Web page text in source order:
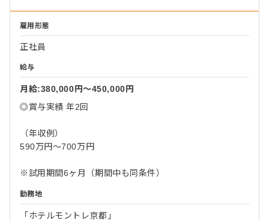
雇用形態
正社員
給与
月給:380,000円〜450,000円
◎賞与実績 年2回
（年収例）
590万円～700万円
※試用期間6ヶ月（期間中も同条件）
勤務地
「ホテルモントレ京都」